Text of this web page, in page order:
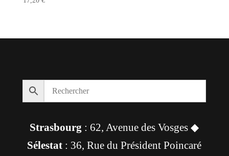
Strasbourg : 62, Avenue des Vosges ◆
Sélestat : 36, Rue du Président Poincaré